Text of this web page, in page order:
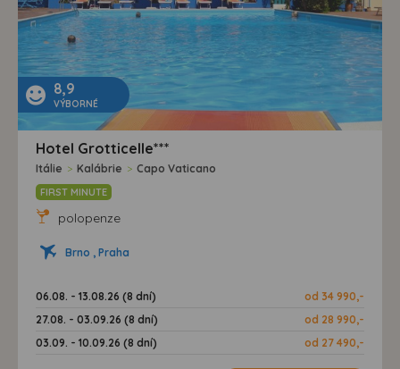
8,9
VÝBORNÉ
Hotel Grotticelle***
Itálie > Kalábrie > Capo Vaticano
FIRST MINUTE
polopenze
Brno , Praha
06.08. - 13.08.26 (8 dní)
od 34 990,-
27.08. - 03.09.26 (8 dní)
od 28 990,-
03.09. - 10.09.26 (8 dní)
od 27 490,-